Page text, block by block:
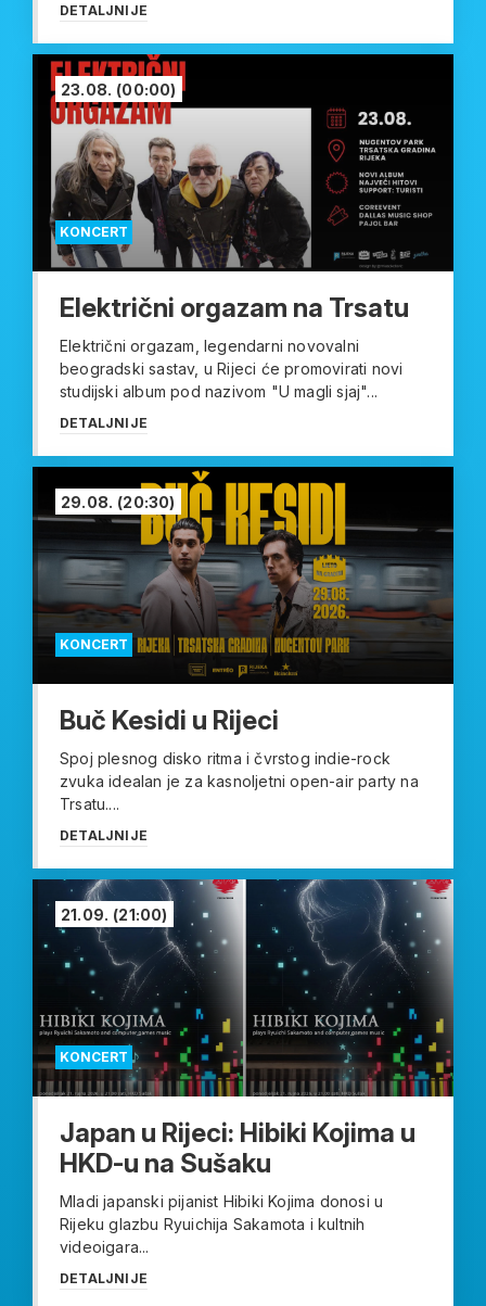
DETALJNIJE
KONCERT
23.08. (00:00)
Električni orgazam na Trsatu
Električni orgazam, legendarni novovalni
beogradski sastav, u Rijeci će promovirati novi
studijski album pod nazivom "U magli sjaj"...
DETALJNIJE
KONCERT
29.08. (20:30)
Buč Kesidi u Rijeci
Spoj plesnog disko ritma i čvrstog indie-rock
zvuka idealan je za kasnoljetni open-air party na
Trsatu....
DETALJNIJE
KONCERT
21.09. (21:00)
Japan u Rijeci: Hibiki Kojima u
HKD-u na Sušaku
Mladi japanski pijanist Hibiki Kojima donosi u
Rijeku glazbu Ryuichija Sakamota i kultnih
videoigara...
DETALJNIJE